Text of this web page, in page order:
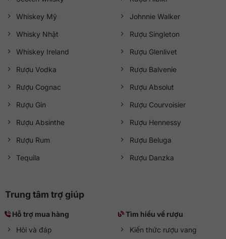
Whiskey Mỹ
Whisky Nhật
Whiskey Ireland
Rượu Vodka
Rượu Cognac
Rượu Gin
Rượu Absinthe
Rượu Rum
Tequila
Johnnie Walker
Rượu Singleton
Rượu Glenlivet
Rượu Balvenie
Rượu Absolut
Rượu Courvoisier
Rượu Hennessy
Rượu Beluga
Rượu Danzka
Trung tâm trợ giúp
Hỗ trợ mua hàng
Hỏi và đáp
Tìm hiểu về rượu
Kiến thức rượu vang